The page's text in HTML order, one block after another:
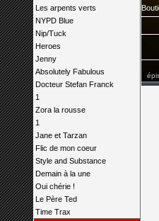
Les arpents verts
NYPD Blue
Nip/Tuck
Heroes
Jenny
Absolutely Fabulous
Docteur Stefan Franck
1
Zora la rousse
1
Jane et Tarzan
Flic de mon coeur
Style and Substance
Demain à la une
Oui chérie !
Le Père Ted
Time Trax